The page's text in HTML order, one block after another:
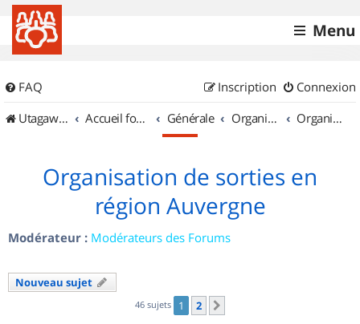
Menu
FAQ Connexion
Inscription
UtagawaVTT (Randos VTT et VTTAE avec traces GPS)
Accueil forum Générale Organisation de sorties & Recherche de partenaires Organisation de sorties en région Auvergne
Organisation de sorties en
région Auvergne
Modérateur : Modérateurs des Forums
Nouveau sujet
46 sujets 1 2